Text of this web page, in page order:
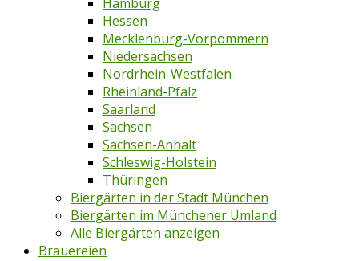
Hessen
Mecklenburg-Vorpommern
Niedersachsen
Nordrhein-Westfalen
Rheinland-Pfalz
Saarland
Sachsen
Sachsen-Anhalt
Schleswig-Holstein
Thüringen
Biergärten in der Stadt München
Biergärten im Münchener Umland
Alle Biergärten anzeigen
Brauereien